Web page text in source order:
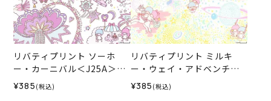
リバティプリント ソーホ
ー・カーニバル＜J25A＞生
地 （リバティ・ファブリッ
クス）2025AW
¥385 (税込)
リバティプリント ミルキ
ー・ウェイ・アドベンチャ
ー＜J25A＞生地 （リバテ
ィ・ファブリックス）2025
¥385 (税込)